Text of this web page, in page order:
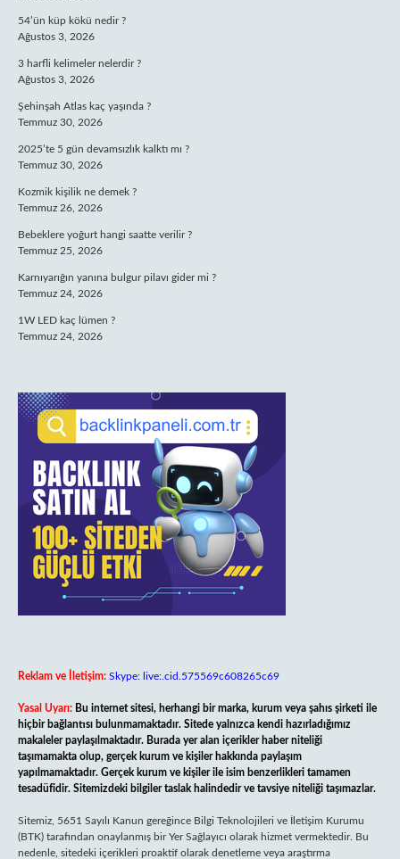
54’ün küp kökü nedir ?
Ağustos 3, 2026
3 harfli kelimeler nelerdir ?
Ağustos 3, 2026
Şehinşah Atlas kaç yaşında ?
Temmuz 30, 2026
2025’te 5 gün devamsızlık kalktı mı ?
Temmuz 30, 2026
Kozmik kişilik ne demek ?
Temmuz 26, 2026
Bebeklere yoğurt hangi saatte verilir ?
Temmuz 25, 2026
Karnıyarığın yanına bulgur pilavı gider mi ?
Temmuz 24, 2026
1W LED kaç lümen ?
Temmuz 24, 2026
Reklam ve İletişim: Skype: live:.cid.575569c608265c69
Yasal Uyarı: Bu internet sitesi, herhangi bir marka, kurum veya şahıs şirketi ile
hiçbir bağlantısı bulunmamaktadır. Sitede yalnızca kendi hazırladığımız
makaleler paylaşılmaktadır. Burada yer alan içerikler haber niteliği
taşımamakta olup, gerçek kurum ve kişiler hakkında paylaşım
yapılmamaktadır. Gerçek kurum ve kişiler ile isim benzerlikleri tamamen
tesadüfidir. Sitemizdeki bilgiler taslak halindedir ve tavsiye niteliği taşımazlar.
Sitemiz, 5651 Sayılı Kanun gereğince Bilgi Teknolojileri ve İletişim Kurumu
(BTK) tarafından onaylanmış bir Yer Sağlayıcı olarak hizmet vermektedir. Bu
nedenle, sitedeki içerikleri proaktif olarak denetleme veya araştırma